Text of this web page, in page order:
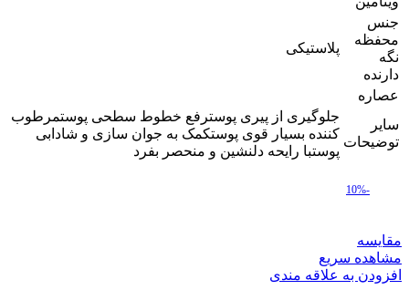
جنس
محفظه
نگه
دارنده
پلاستیکی
عصاره
سایر
توضیحات
جلوگیری از پیری پوسترفع خطوط سطحی پوستمرطوب
کننده بسیار قوی پوستکمک به جوان سازی و شادابی
پوستبا رایحه دلنشین و منحصر بفرد
-10%
مقایسه
مشاهده سریع
افزودن به علاقه مندی